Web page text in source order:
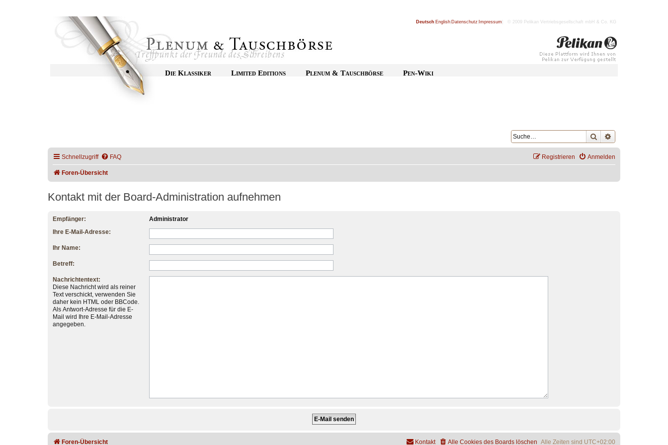
Deutsch English Datenschutz Impressum | © 2009 Pelikan Vertriebsgesellschaft mbH & Co. KG
Die Klassiker Limited Editions Plenum & Tauschbörse Pen-Wiki
Suche
Schnellzugriff FAQ Anmelden
Registrieren
Foren-Übersicht
Kontakt mit der Board-Administration aufnehmen
Empfänger:
Administrator
Ihre E-Mail-Adresse:
Ihr Name:
Betreff:
Nachrichtentext:
Diese Nachricht wird als reiner
Text verschickt, verwenden Sie
daher kein HTML oder BBCode.
Als Antwort-Adresse für die E-
Mail wird Ihre E-Mail-Adresse
angegeben.
Foren-Übersicht Alle Zeiten sind UTC+02:00
Alle Cookies des Boards löschen
Kontakt